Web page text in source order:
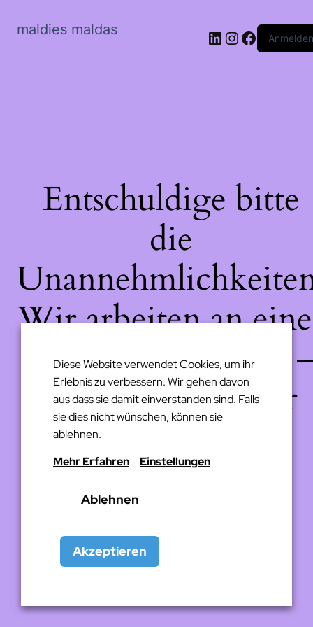
maldies maldas LinkedIn
Instagram
Anmelden
Entschuldige bitte
die
Wir arbeiten an
großartigen Sache
schau bald wieder
Diese Website verwendet Cookies, um ihr
Erlebnis zu verbessern. Wir gehen davon
aus dass sie damit einverstanden sind. Falls
sie dies nicht wünschen, können sie
ablehnen.
Mehr Erfahren
Einstellungen
Ablehnen
Akzeptieren